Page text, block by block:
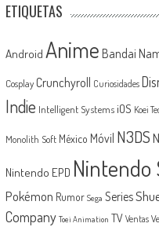
ETIQUETAS
Android Anime Bandai
Cosplay Crunchyroll Curiosidades
Indie Intelligent Systems iOS Koei
Monolith Soft México Móvil N3DS
Nintendo EPD Nintendo
Pokémon Rumor Sega Series
Company Toei Animation TV Ventas